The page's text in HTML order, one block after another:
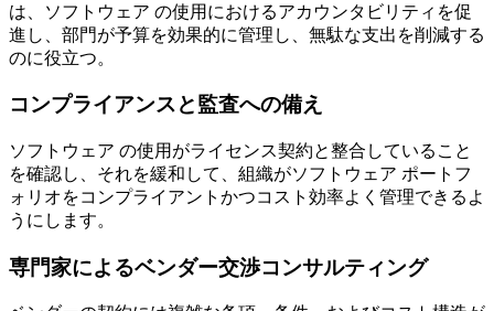
は、ソフトウェア の使用におけるアカウンタビリティを促
進し、部門が予算を効果的に管理し、無駄な支出を削減する
のに役立つ。
コンプライアンスと監査への備え
ソフトウェア の使用がライセンス契約と整合していること
を確認し、それを緩和して、組織がソフトウェア ポートフ
ォリオをコンプライアントかつコスト効率よく管理できるよ
うにします。
専門家によるベンダー交渉コンサルティング